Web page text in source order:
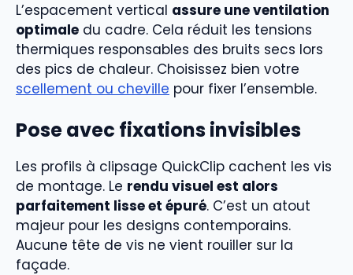
L’espacement vertical assure une ventilation
optimale du cadre. Cela réduit les tensions
thermiques responsables des bruits secs lors
des pics de chaleur. Choisissez bien votre
scellement ou cheville pour fixer l’ensemble.
Pose avec fixations invisibles
Les profils à clipsage QuickClip cachent les vis
de montage. Le rendu visuel est alors
parfaitement lisse et épuré. C’est un atout
majeur pour les designs contemporains.
Aucune tête de vis ne vient rouiller sur la
façade.